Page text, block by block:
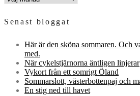
Senast bloggat
Här är den sköna sommaren. Och
med.
När cykelstjärnorna äntligen linjerar
Vykort från ett somrigt Öland
Sommarslott, västerbottenpaj och
En stig ned till havet